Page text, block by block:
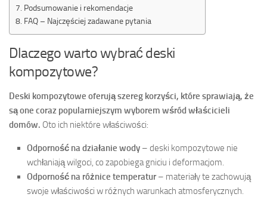
Podsumowanie i rekomendacje
FAQ – Najczęściej zadawane pytania
Dlaczego warto wybrać deski
kompozytowe?
Deski kompozytowe oferują szereg korzyści, które sprawiają, że
są one coraz popularniejszym wyborem wśród właścicieli
domów. Oto ich niektóre właściwości:
Odporność na działanie wody – deski kompozytowe nie
wchłaniają wilgoci, co zapobiega gniciu i deformacjom.
Odporność na różnice temperatur– materiały te zachowują
swoje właściwości w różnych warunkach atmosferycznych.